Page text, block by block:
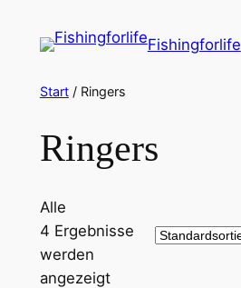
Inhalt
Fishingforlife
Start/ Ringers
Ringers
Alle
4 Ergebnisse
werden
angezeigt